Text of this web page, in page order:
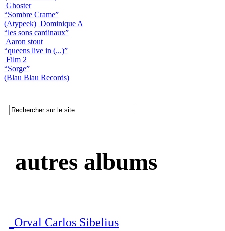
Ghoster
“Sombre Crame”
(Atypeek) Dominique A
“les sons cardinaux”
Aaron stout
“queens live in (...)”
Film 2
“Sorge”
(Blau Blau Records)
autres albums
Orval Carlos Sibelius